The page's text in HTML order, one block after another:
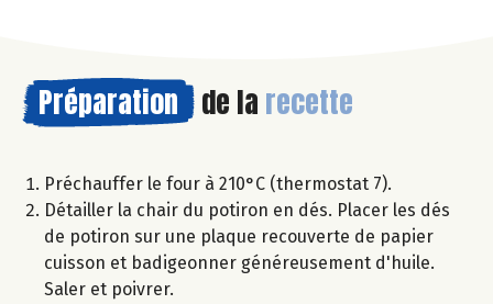
Préparation de la recette
Préchauffer le four à 210°C (thermostat 7).
Détailler la chair du potiron en dés. Placer les dés
de potiron sur une plaque recouverte de papier
cuisson et badigeonner généreusement d'huile.
Saler et poivrer.